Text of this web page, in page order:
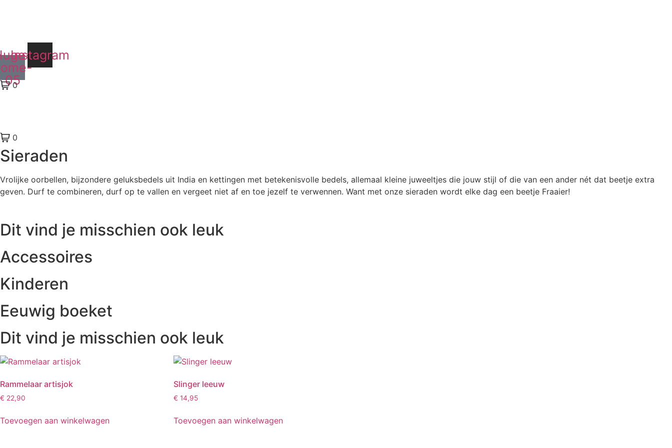
05
Instagram
0
0
Sieraden
Vrolijke oorbellen, bijzondere geluksbedels uit India en kettingen met betekenisvolle bedels, allemaal kleine juweeltjes die jouw stijl of die van een ander nét dat beetje extra
geven. Durf te combineren, durf op te vallen en vergeet niet af en toe jezelf te verwennen. Want met onze sieraden wordt elke dag een beetje Fraaier!
Dit vind je misschien ook leuk
Accessoires
Kinderen
Eeuwig boeket
Dit vind je misschien ook leuk
Rammelaar artisjok
€ 22,90
Toevoegen aan winkelwagen
Slinger leeuw
€ 14,95
Toevoegen aan winkelwagen